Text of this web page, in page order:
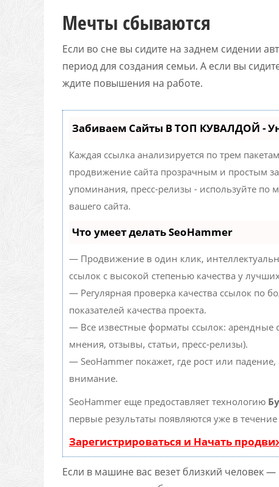
Мечты сбываются
Если во сне вы сидите на заднем сидении
период для создания семьи. А если вы
ждите повышения на работе.
Забиваем Сайты В ТОП КУВАЛДОЙ -
Каждая ссылка анализируется по трем
продвижение сайта прозрачным и простым
упоминания, пресс-релизы - используйте по
вашего сайта.
Что умеет делать SeoHammer
— Продвижение в один клик,
ссылок с высокой степенью качества у
— Регулярная проверка качества ссылок по
показателей качества проекта.
— Все известные форматы ссылок: арендные
мнения, отзывы, статьи, пресс-релизы).
— SeoHammer покажет, где рост или
внимание.
SeoHammer еще предоставляет технологию
первые результаты появляются уже в
Зарегистрироваться и Начать
Если в машине вас везет близкий человек